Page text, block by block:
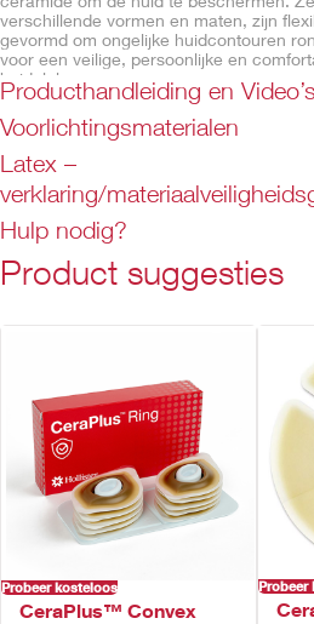
verschillende vormen en maten, zijn
gevormd om ongelijke huidcontouren
voor een veilige, persoonlijke en
huidplak.
De dunne CeraPlus™ vlakke ringen
CeraPlus™ Soft Convex-huidplakken.
pasvorm te verbeteren door zich aan te
zorgen voor een beschermende
om u de zekerheid te geven die u nodig
CeraPlus™ stoma-producten
natuurlijk bestanddeel van de
ceramide helpt een
Eigenschappen
Verkrijgbaar in verschillende vormen
Flexibel en vormbaar
Producthandleiding en Video’s
Voorlichtingsmaterialen
Latex –
verklaring/
Hulp nodig?
Product suggesties
Probeer kosteloos
CeraPlus™ Convex
Probeer